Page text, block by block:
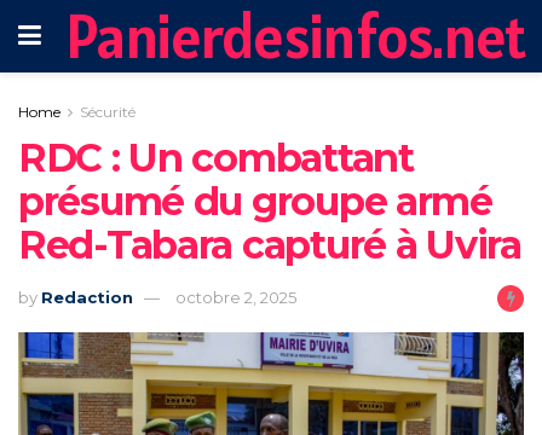
Panierdesinfos.net
Home Sécurité
RDC : Un combattant
présumé du groupe armé
Red-Tabara capturé à Uvira
by Redaction octobre 2, 2025